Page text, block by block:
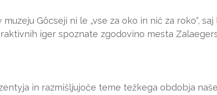
Göcseji ni le „vse za oko in nič za roko“, saj
iger spoznate zgodovino mesta
in razmišljujoče teme težkega obdobja naše